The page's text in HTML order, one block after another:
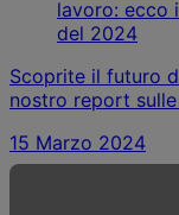
Scoprite il futuro
nostro report
15 Marzo 2024